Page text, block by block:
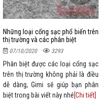
Những loại cổng sạc phổ biến trên
thị trường và các phân biệt
07/10/2020 3293
Phân biệt được các loại cổng sạc
trên thị trường không phải là điều
dễ dàng, Gimi sẽ giúp bạn phân
biệt trong bài viết này nhé[Chi tiết]